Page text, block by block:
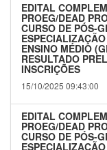
EDITAL
PROEG/DEAD
CURSO DE PÓS-
ENSINO MÉDIO
RESULTADO
INSCRIÇÕES
15/10/2025 09:43:00
EDITAL
PROEG/DEAD
CURSO DE PÓS-